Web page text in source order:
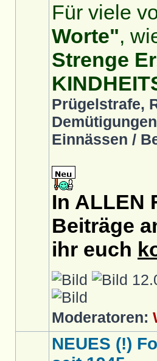
Für viele
Worte",
Strenge
Prügelstrafe,
Einnässen /
In ALLEN
Beiträge
ihr euch
Moderatoren:
NEUES (!)